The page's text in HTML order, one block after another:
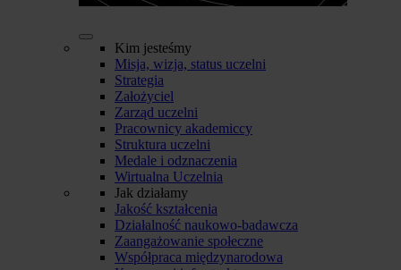
Kim jesteśmy
Misja, wizja, status uczelni
Strategia
Założyciel
Zarząd uczelni
Pracownicy akademiccy
Struktura uczelni
Medale i odznaczenia
Wirtualna Uczelnia
Jak działamy
Jakość kształcenia
Działalność naukowo-badawcza
Zaangażowanie społeczne
Współpraca międzynarodowa